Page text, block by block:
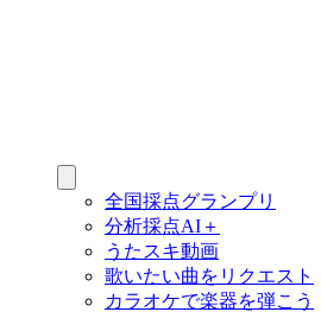
全国採点グランプリ
分析採点AI＋
うたスキ動画
歌いたい曲をリクエスト
カラオケで楽器を弾こう